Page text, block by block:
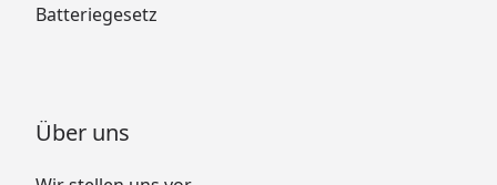
Batteriegesetz
Über uns